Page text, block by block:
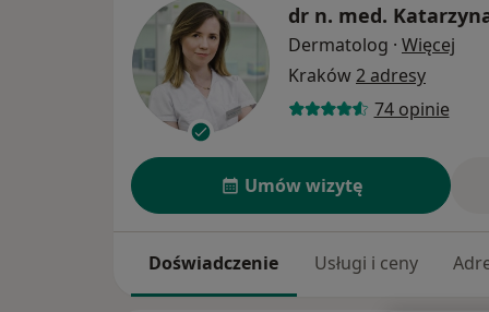
dr n. med.
Dermatolog · Więcej
Kraków2 adresy
74 opinie
Umów wizytę
Doświadczenie Usługi i ceny